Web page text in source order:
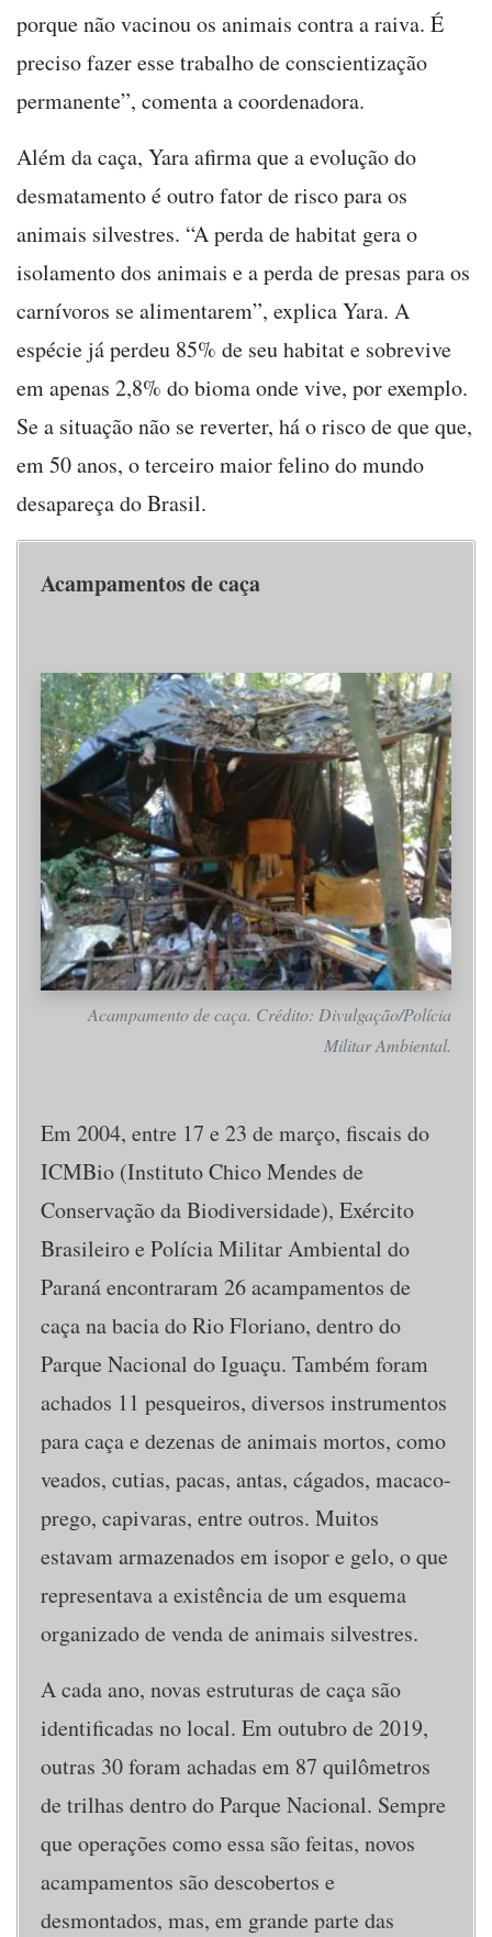
porque não vacinou os animais contra a raiva. É
preciso fazer esse trabalho de conscientização
permanente”, comenta a coordenadora.
Além da caça, Yara afirma que a evolução do
desmatamento é outro fator de risco para os
animais silvestres. “A perda de habitat gera o
isolamento dos animais e a perda de presas para os
carnívoros se alimentarem”, explica Yara. A
espécie já perdeu 85% de seu habitat e sobrevive
em apenas 2,8% do bioma onde vive, por exemplo.
Se a situação não se reverter, há o risco de que que,
em 50 anos, o terceiro maior felino do mundo
desapareça do Brasil.
Acampamentos de caça
Acampamento de caça. Crédito: Divulgação/Polícia
Militar Ambiental.
Em 2004, entre 17 e 23 de março, fiscais do
ICMBio (Instituto Chico Mendes de
Conservação da Biodiversidade), Exército
Brasileiro e Polícia Militar Ambiental do
Paraná encontraram 26 acampamentos de
caça na bacia do Rio Floriano, dentro do
Parque Nacional do Iguaçu. Também foram
achados 11 pesqueiros, diversos instrumentos
para caça e dezenas de animais mortos, como
veados, cutias, pacas, antas, cágados, macaco-
prego, capivaras, entre outros. Muitos
estavam armazenados em isopor e gelo, o que
representava a existência de um esquema
organizado de venda de animais silvestres.
A cada ano, novas estruturas de caça são
identificadas no local. Em outubro de 2019,
outras 30 foram achadas em 87 quilômetros
de trilhas dentro do Parque Nacional. Sempre
que operações como essa são feitas, novos
acampamentos são descobertos e
desmontados, mas, em grande parte das